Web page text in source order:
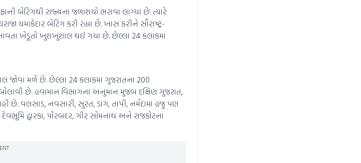
બેટિંગથી રાજ્યના જળાશયો ભરાવા લાગ્યા છે. ત્યારે
ધમાકેદાર બેટિંગ કરી રહ્યા છે. ખાસ કરીને સૌરાષ્ટ્ર-
ખેડૂતો ખુશખુશાલ થઈ ગયા છે. છેલ્લા 24 કલાકમાં
જોવા મળે છે. છેલ્લા 24 કલાકમાં ગુજરાતના 200
છે. હવામાન વિભાગના અનુમાન મુજબ દક્ષિણ ગુજરાત,
છે. વલસાડ, નવસારી, સુરત, ડાંગ, તાપી, નર્મદામાં હજુ પણ
દ્વારકા, પોરબંદર, ગીર સોમનાથ અને રાજકોટના